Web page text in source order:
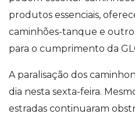
produtos essenciais,
caminhões-tanque e
para o cumprimento da
A paralisação dos
dia nesta sexta-feira.
estradas continuaram